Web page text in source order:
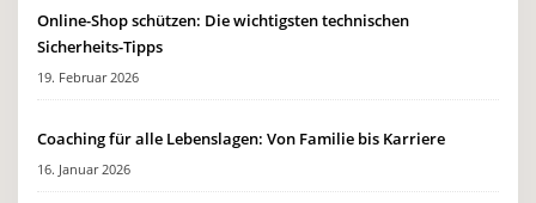
Online-Shop schützen: Die wichtigsten technischen
Sicherheits-Tipps
19. Februar 2026
Coaching für alle Lebenslagen: Von Familie bis Karriere
16. Januar 2026